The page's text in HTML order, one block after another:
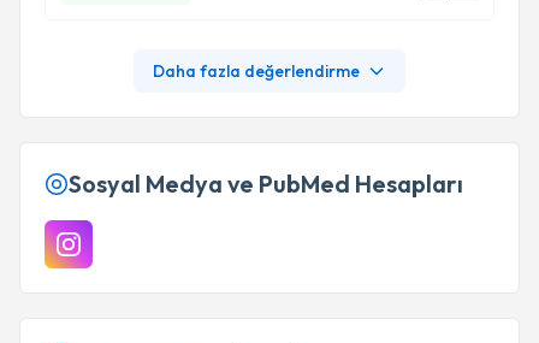
Daha fazla değerlendirme
Sosyal Medya ve PubMed Hesapları